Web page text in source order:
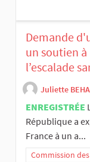
Demande
un soutien
l’escalade
Juliette
ENREGISTRÉE
République a
France à un a...
Commission